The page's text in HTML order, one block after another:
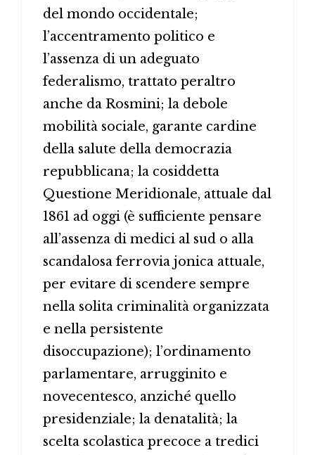
del mondo occidentale;
l’accentramento politico e
l’assenza di un adeguato
federalismo, trattato peraltro
anche da Rosmini; la debole
mobilità sociale, garante cardine
della salute della democrazia
repubblicana; la cosiddetta
Questione Meridionale, attuale dal
1861 ad oggi (è sufficiente pensare
all’assenza di medici al sud o alla
scandalosa ferrovia jonica attuale,
per evitare di scendere sempre
nella solita criminalità organizzata
e nella persistente
disoccupazione); l’ordinamento
parlamentare, arrugginito e
novecentesco, anziché quello
presidenziale; la denatalità; la
scelta scolastica precoce a tredici